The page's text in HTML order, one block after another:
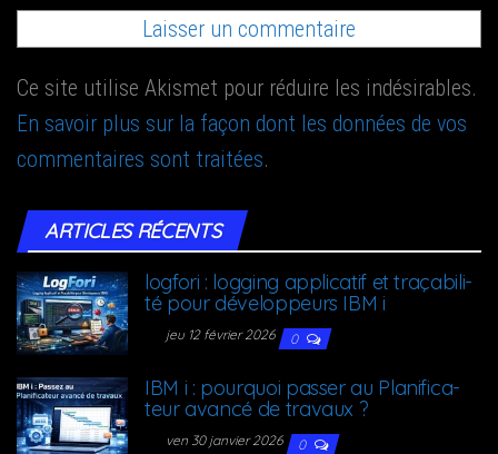
Ce site utilise Akismet pour réduire les indésirables.
En savoir plus sur la façon dont les données de vos
commentaires sont traitées.
ARTICLES RÉCENTS
log­fo­ri : log­ging appli­ca­tif et tra­ça­bi­li­
té pour déve­lop­peurs IBM i
jeu 12 février 2026 0
IBM i : pour­quoi pas­ser au Pla­ni­fi­ca­
teur avan­cé de travaux ?
ven 30 janvier 2026 0